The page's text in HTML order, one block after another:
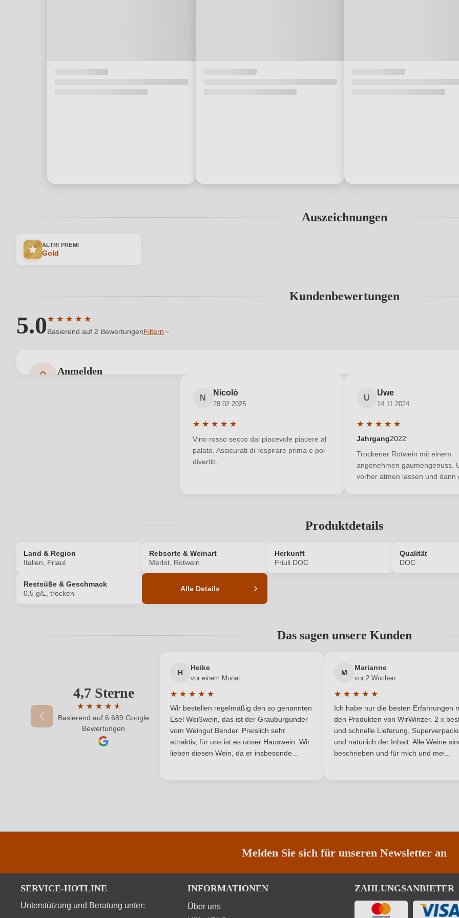
Auszeichnungen
ALTRI PREMI
Gold
Kundenbewertungen
5.0★ ★ ★ ★ ★
Durchschnittliche Bewertung von 5 von 5 Sternen
Basierend auf 2 BewertungenFiltern
Anmelden
Neuer Kunde?
N
Nicolò
28.02.2025
★ ★ ★ ★ ★
Durchschnittliche Bewertung von 5 von 5 Sternen
Vino rosso secco dal piacevole piacere al
palato. Assicurati di respirare prima e poi
divertiti.
U
Uwe
14.11.2024
★ ★ ★ ★ ★
Durchschnittliche
Jahrgang2022
Trockener Rotwein mit einem
angenehmen gaumengenuss.
vorher atmen lassen und dann
Produktdetails
Land & Region
Italien, Friaul
Rebsorte & Weinart
Merlot, Rotwein
Herkunft
Friuli DOC
Qualität
DOC
Restsüße & Geschmack
0,5 g/L, trocken
Alle Details
Enthält Sulfite Bio
Geographische Angabe Friuli DOC Geschmack
Mister Bio Wine Hersteller adresse
Jahrgang
5 g/L Traubenfarbe
Vegan Ja Weinart
Das sagen unsere Kunden
4,7 Sterne
★ ★ ★ ★ ★
★
Durchschnittliche Bewertung von 4.7 von 5 Sternen
Basierend auf 6.689 Google
Bewertungen
H
Heike
vor einem Monat
★ ★ ★ ★ ★
Durchschnittliche Bewertung von 5 von 5 Sternen
Wir bestellen regelmäßig den so genannten
Esel Weißwein, das ist der Grauburgunder
vom Weingut Bender. Preislich sehr
attraktiv, für uns ist es unser Hauswein. Wir
lieben diesen Wein, da er insbesonde...
M
Marianne
vor 2 Wochen
★ ★ ★ ★ ★
Durchschnittliche Bewertung von
Ich habe nur die besten Erfahrungen
den Produkten von WirWinzer. 2 x
und schnelle Lieferung,
und natürlich der Inhalt. Alle Weine
beschrieben und für mich und mei...
Melden Sie sich für unseren Newsletter an
SERVICE-HOTLINE
Unterstützung und Beratung unter:
INFORMATIONEN
Über uns
ZAHLUNGSANBIETER